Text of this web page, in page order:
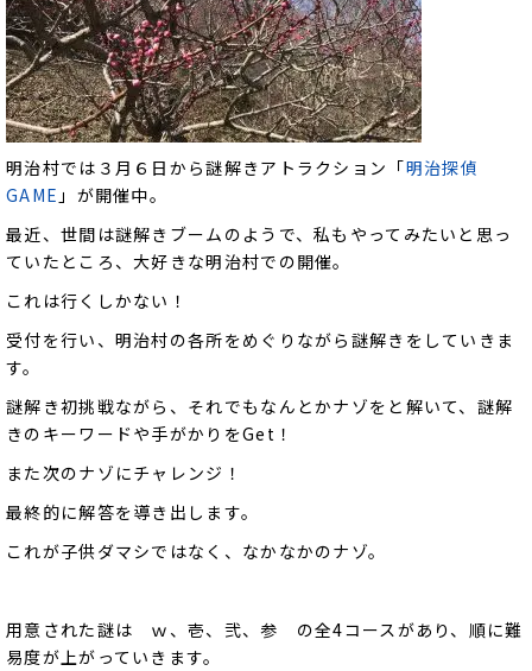
明治村では３月６日から謎解きアトラクション「明治探偵
GAME 」が開催中。
最近、世間は謎解きブームのようで、私もやってみたいと思っ
ていたところ、大好きな明治村での開催。
これは行くしかない！
受付を行い、明治村の各所をめぐりながら謎解きをしていきま
す。
謎解き初挑戦ながら、それでもなんとかナゾをと解いて、謎解
きのキーワードや手がかりをGet！
また次のナゾにチャレンジ！
最終的に解答を導き出します。
これが子供ダマシではなく、なかなかのナゾ。
用意された謎は ｗ、壱、弐、参 の全4コースがあり、順に難
易度が上がっていきます。